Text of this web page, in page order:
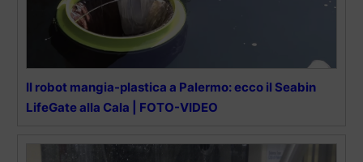
Il robot mangia-plastica a Palermo: ecco il Seabin
LifeGate alla Cala | FOTO-VIDEO